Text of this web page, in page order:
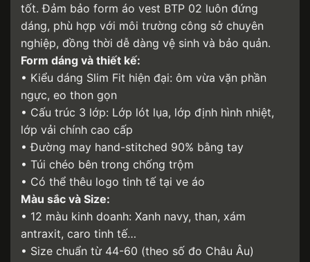
tốt. Đảm bảo form áo vest BTP 02 luôn đứng
dáng, phù hợp với môi trường công sở chuyên
nghiệp, đồng thời dễ dàng vệ sinh và bảo quản.
Form dáng và thiết kế:
• Kiểu dáng Slim Fit hiện đại: ôm vừa vặn phần
ngực, eo thon gọn
• Cấu trúc 3 lớp: Lớp lót lụa, lớp định hình nhiệt,
lớp vải chính cao cấp
• Đường may hand-stitched 90% bằng tay
• Túi chéo bên trong chống trộm
• Có thể thêu logo tinh tế tại ve áo
Màu sắc và Size:
• 12 màu kinh doanh: Xanh navy, than, xám
antraxit, caro tinh tế…
• Size chuẩn từ 44-60 (theo số đo Châu Âu)